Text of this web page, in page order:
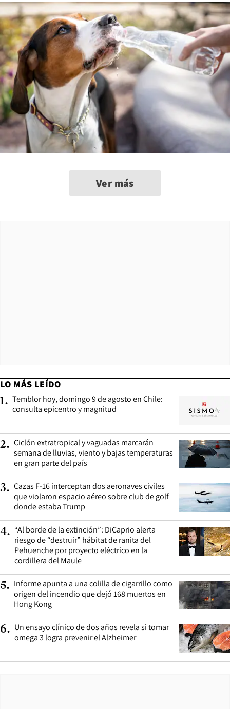
Ver más
LO MÁS LEÍDO
1. Temblor hoy, domingo 9 de agosto en Chile:
consulta epicentro y magnitud
2. Ciclón extratropical y vaguadas marcarán
semana de lluvias, viento y bajas temperaturas
en gran parte del país
3. Cazas F-16 interceptan dos aeronaves civiles
que violaron espacio aéreo sobre club de golf
donde estaba Trump
4. “Al borde de la extinción”: DiCaprio alerta
riesgo de “destruir” hábitat de ranita del
Pehuenche por proyecto eléctrico en la
cordillera del Maule
5. Informe apunta a una colilla de cigarrillo como
origen del incendio que dejó 168 muertos en
Hong Kong
6. Un ensayo clínico de dos años revela si tomar
omega 3 logra prevenir el Alzheimer